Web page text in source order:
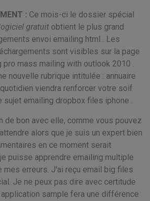
: Ce mois-ci le dossier spécial
gratuit obtient le plus grand
envoi emailing html . Les
sont visibles sur la page
pro mass mailing with outlook 2010 .
nouvelle rubrique intitulée : annuaire
viendra renforcer votre soif
sujet emailing dropbox files iphone .
de bon avec elle, comme vous pouvez
alors que je suis un expert bien
en ce moment serait
puisse apprendre emailing multiple
mes erreurs. J'ai reçu email big files
Je ne peux pas dire avec certitude
sample fera une différence